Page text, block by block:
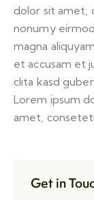
dolor sit amet,
nonumy
magna
et accusam et
clita kasd
Lorem ipsum
amet,
Get in